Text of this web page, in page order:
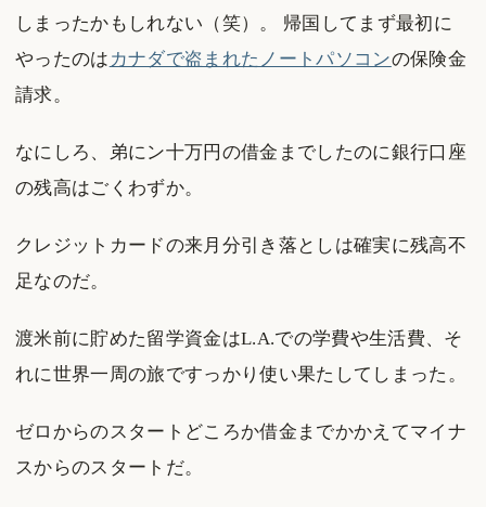
しまったかもしれない（笑）。 帰国してまず最初に
やったのは カナダで盗まれたノートパソコンの保険金
請求。
なにしろ、弟にン十万円の借金までしたのに銀行口座
の残高はごくわずか。
クレジットカードの来月分引き落としは確実に残高不
足なのだ。
渡米前に貯めた留学資金はL.A.での学費や生活費、そ
れに世界一周の旅ですっかり使い果たしてしまった。
ゼロからのスタートどころか借金までかかえてマイナ
スからのスタートだ。